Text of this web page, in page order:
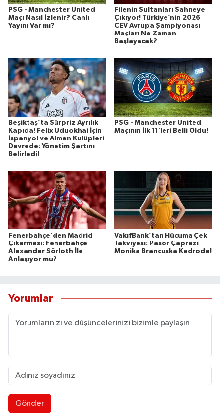
PSG - Manchester United
Maçı Nasıl İzlenir? Canlı
Yayını Var mı?
Filenin Sultanları Sahneye
Çıkıyor! Türkiye’nin 2026
CEV Avrupa Şampiyonası
Maçları Ne Zaman
Başlayacak?
Beşiktaş’ta Sürpriz Ayrılık
Kapıda! Felix Uduokhai İçin
İspanyol ve Alman Kulüpleri
Devrede: Yönetim Şartını
Belirledi!
PSG - Manchester United
Maçının İlk 11'leri Belli Oldu!
Fenerbahçe'den Madrid
Çıkarması: Fenerbahçe
Alexander Sörloth İle
Anlaşıyor mu?
VakıfBank’tan Hücuma Çek
Takviyesi: Pasör Çaprazı
Monika Brancuska Kadroda!
Yorumlar
Gönder